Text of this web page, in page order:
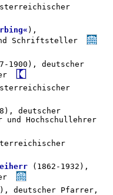
),
Schriftsteller
1900), deutscher
deutscher
und Hochschullehrer
(1862-1932),
deutscher Pfarrer,